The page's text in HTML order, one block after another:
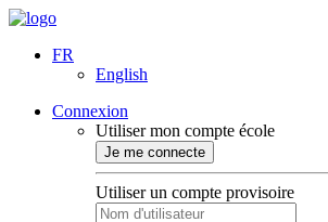
FR
English
Connexion
Utiliser mon compte école
Je me connecte
Utiliser un compte provisoire